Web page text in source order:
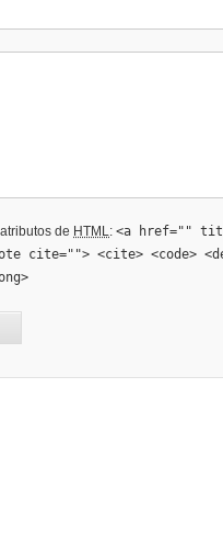
de HTML: <a href=""
cite=""> <cite> <code>